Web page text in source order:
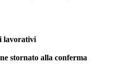
lavorativi
stornato alla conferma